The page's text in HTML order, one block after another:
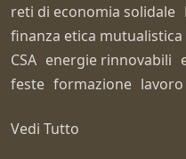
reti di economia solidale
finanza etica mutualistica
CSA energie rinnovabili
feste formazione lavoro
Vedi Tutto